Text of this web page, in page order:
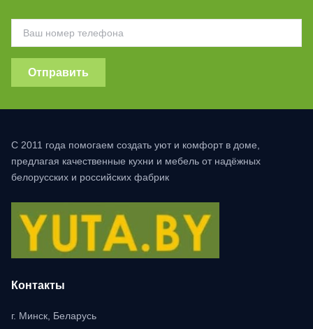
Отправить
С 2011 года помогаем создать уют и комфорт в доме,
предлагая качественные кухни и мебель от надёжных
белорусских и российских фабрик
Контакты
г. Минск, Беларусь